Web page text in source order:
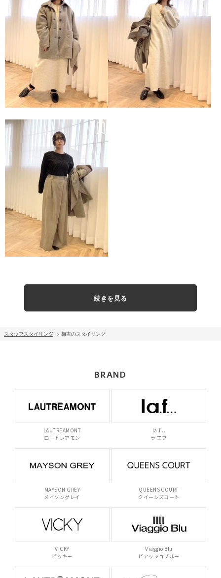
続きを見る
スタッフスタイリング > 梅吉のスタイリング
BRAND
LAUTREAMONT
ロートレアモン
la.f...
ラ エフ
MAYSON GREY
メイソングレイ
QUEENS COURT
クイーンズコート
VICKY
ビッキー
Viaggio Blu
ビアッジョブルー